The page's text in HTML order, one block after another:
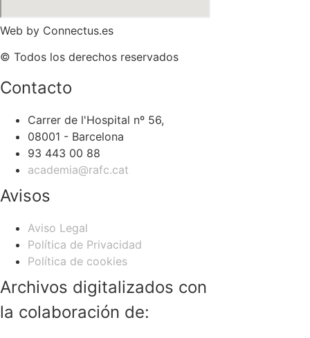
Web by Connectus.es
© Todos los derechos reservados
Contacto
Carrer de l'Hospital nº 56,
08001 - Barcelona
93 443 00 88
academia@rafc.cat
Avisos
Aviso Legal
Política de Privacidad
Política de cookies
Archivos digitalizados con
la colaboración de: